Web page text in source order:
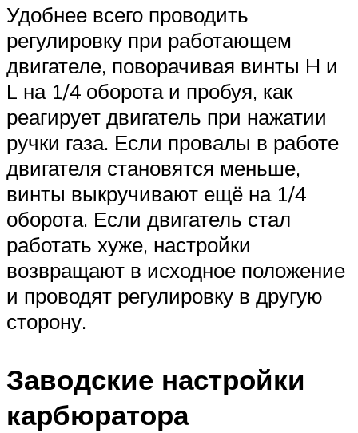
Удобнее всего проводить
регулировку при работающем
двигателе, поворачивая винты H и
L на 1/4 оборота и пробуя, как
реагирует двигатель при нажатии
ручки газа. Если провалы в работе
двигателя становятся меньше,
винты выкручивают ещё на 1/4
оборота. Если двигатель стал
работать хуже, настройки
возвращают в исходное положение
и проводят регулировку в другую
сторону.
Заводские настройки
карбюратора